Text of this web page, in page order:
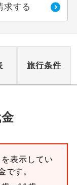
求する
旅行条件
表示してい
です。